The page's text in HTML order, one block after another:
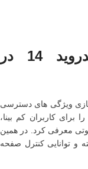
تغییرات و ویژگی‌ های اندروید 14 در
ویژگی های دسترسی
جدیدی را برای کاربران کم بینا،
معرفی کرد. در همین
یافته و توانایی کنترل صفحه